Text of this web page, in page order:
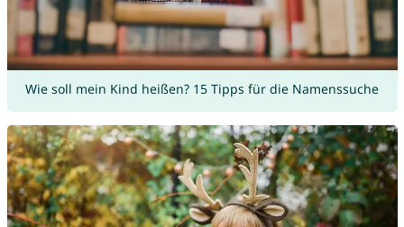
Wie soll mein Kind heißen? 15 Tipps für die Namenssuche